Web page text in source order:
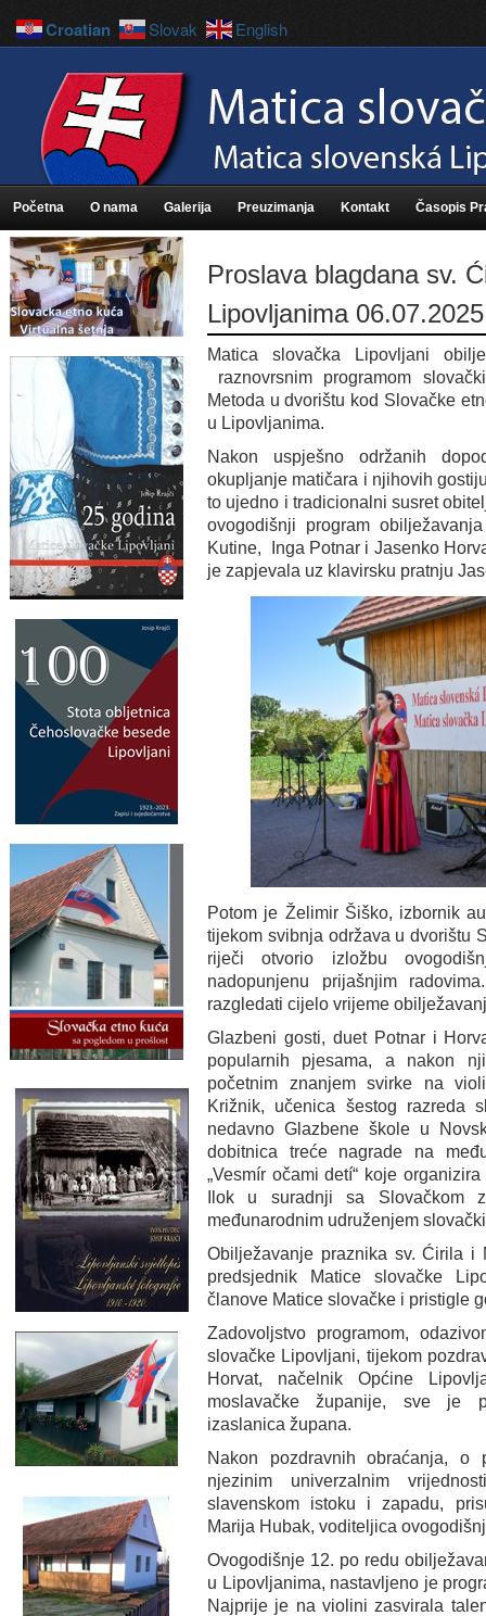
Početna O nama Galerija Preuzimanja Kontakt Časopis
Proslava blagdana sv.
Lipovljanima
Matica slovačka Lipovljani
raznovrsnim programom
Metoda u dvorištu kod Slovačke
u Lipovljanima.
Nakon uspješno održanih
okupljanje matičara i njihovih
to ujedno i tradicionalni susret
ovogodišnji program
Kutine, Inga Potnar i Jasenko
je zapjevala uz klavirsku pratnju
Potom je Želimir Šiško, izbornik
tijekom svibnja održava u dvorištu
riječi otvorio izložbu
nadopunjenu prijašnjim
razgledati cijelo vrijeme
Glazbeni gosti, duet Potnar i
popularnih pjesama, a nakon
početnim znanjem svirke na
Križnik, učenica šestog razreda
nedavno Glazbene škole u
dobitnica treće nagrade na
„Vesmír očami detí“ koje
Ilok u suradnji sa Slovačkom
međunarodnim udruženjem
Obilježavanje praznika sv. Ćirila i
predsjednik Matice slovačke
članove Matice slovačke i pristigle
Zadovoljstvo programom,
slovačke Lipovljani, tijekom
Horvat, načelnik Općine
moslavačke županije, sve je
izaslanica župana.
Nakon pozdravnih obraćanja, o
njezinim univerzalnim
slavenskom istoku i zapadu,
Marija Hubak, voditeljica
Ovogodišnje 12. po redu
u Lipovljanima, nastavljeno je
Najprije je na violini zasvirala
Croatian Slovak English